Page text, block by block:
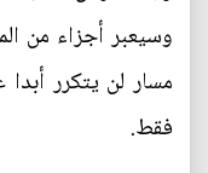
وسيعبر أجزاء من
فقط.